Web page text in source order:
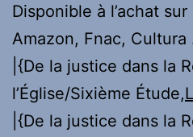
Disponible à l’achat
Amazon, Fnac,
|{De la justice dans la
l’Église/Sixième Étude,
|{De la justice dans la